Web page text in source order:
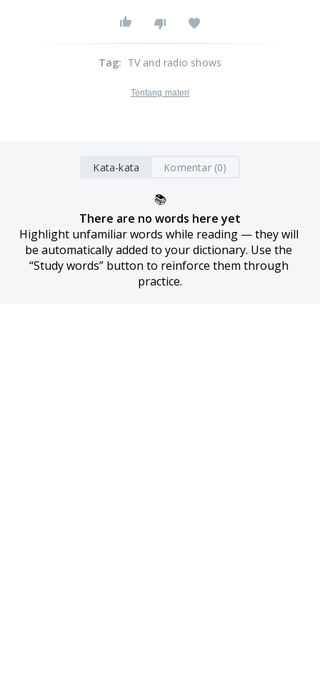
Tag: TV and radio shows
Tentang materi
Kata-kata Komentar (0)
📚
There are no words here yet
Highlight unfamiliar words while reading — they will
be automatically added to your dictionary. Use the
“Study words” button to reinforce them through
practice.